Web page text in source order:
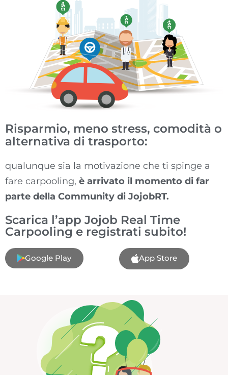
Risparmio, meno stress, comodità o
alternativa di trasporto:
qualunque sia la motivazione che ti spinge a
fare carpooling, è arrivato il momento di far
parte della Community di JojobRT.
Scarica l’app Jojob Real Time
Carpooling e registrati subito!
Google Play App Store